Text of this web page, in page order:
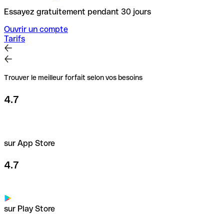
Essayez gratuitement pendant 30 jours
Ouvrir un compte
Tarifs
Trouver le meilleur forfait selon vos besoins
4.7
sur App Store
4.7
sur Play Store